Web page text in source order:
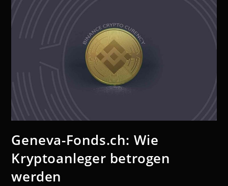
Geneva-Fonds.ch: Wie
Kryptoanleger betrogen
werden